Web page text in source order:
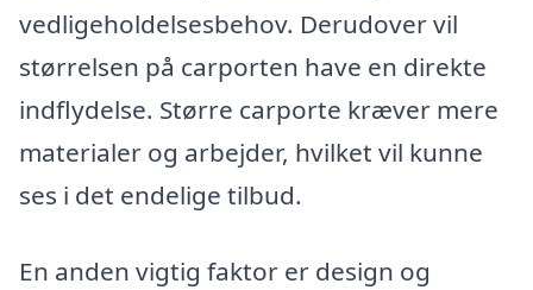
vedligeholdelsesbehov. Derudover vil
størrelsen på carporten have en direkte
indflydelse. Større carporte kræver mere
materialer og arbejder, hvilket vil kunne
ses i det endelige tilbud.
En anden vigtig faktor er design og